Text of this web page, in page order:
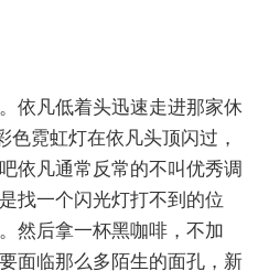
依凡低着头迅速走进那家休
色霓虹灯在依凡头顶闪过，
依凡通常反常的不叫优秀调
找一个闪光灯打不到的位
然后拿一杯黑咖啡，不加
面临那么多陌生的面孔，新